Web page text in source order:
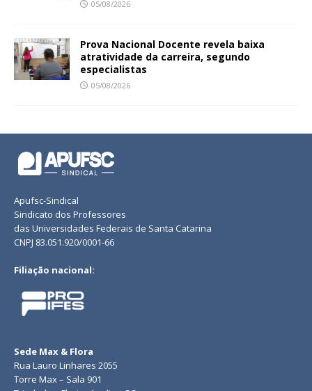
05/08/2026
Prova Nacional Docente revela baixa
atratividade da carreira, segundo
especialistas
05/08/2026
Apufsc-Sindical
Sindicato dos Professores
das Universidades Federais de Santa Catarina
CNPJ 83.051.920/0001-66
Filiação nacional:
Sede Max & Flora
Rua Lauro Linhares 2055
Torre Max – Sala 901